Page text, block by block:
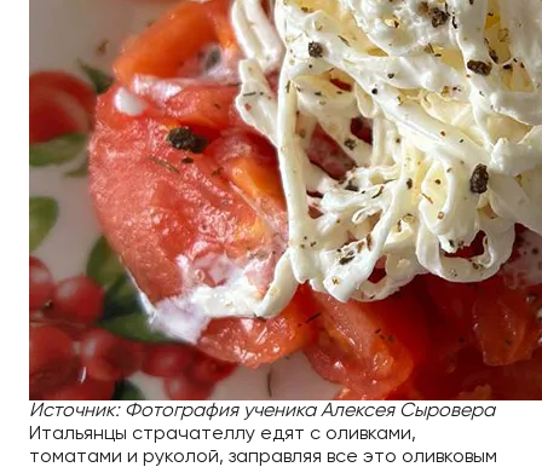
Источник: Фотография ученика Алексея Сыровера
Итальянцы страчателлу едят с оливками,
томатами и руколой, заправляя все это оливковым